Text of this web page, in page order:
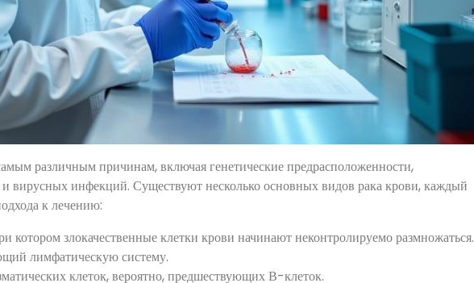
различным причинам, включая генетические предрасположенности,
и вирусных инфекций. Существуют несколько основных видов рака крови, каждый
к лечению:
котором злокачественные клетки крови начинают неконтролируемо размножаться.
лимфатическую систему.
клеток, вероятно, предшествующих В-клеток.